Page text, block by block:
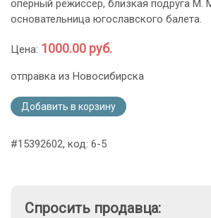
оперный режиссёр, близкая подруга М.
основательница югославского балета.
Цена: 1000.00 руб.
отправка из Новосибирска
Добавить в корзину
#15392602, код: 6-5
Спросить продавца: